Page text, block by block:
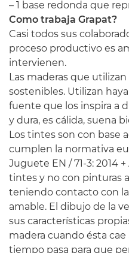
– 1 base redonda que
Como trabaja Grapat?
Casi todos sus
proceso productivo es
intervienen.
Las maderas que
sostenibles. Utilizan
fuente que los inspira a
y dura, es cálida, suena
Los tintes son con base
cumplen la normativa
Juguete EN / 71-3: 2014 +
tintes y no con pinturas
teniendo contacto con
amable. El dibujo de la
sus características
madera cuando ésta cae
tiempo pasa para que